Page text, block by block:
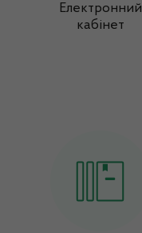
Електронний
кабінет